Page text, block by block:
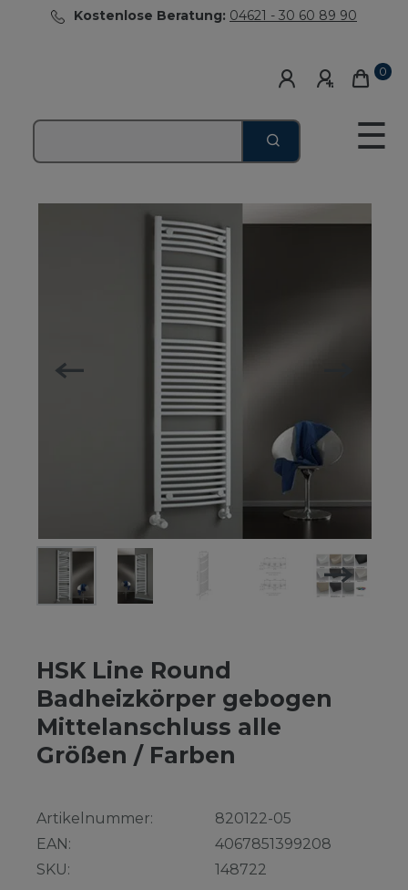
Kostenlose Beratung: 04621 - 30 60 89 90
0
☰
HSK Line Round
Badheizkörper gebogen
Mittelanschluss alle
Größen / Farben
Artikelnummer:
EAN:
SKU:
820122-05
4067851399208
148722